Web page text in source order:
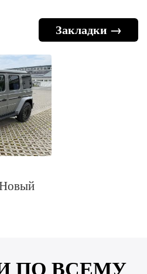
Закладки →
ПО ВСЕМУ